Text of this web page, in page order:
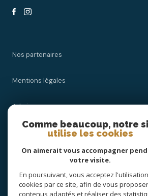
Nos partenaires
Mentions légales
Admin
Nos honoraires
Cookies
Comme beaucoup, notre
utilise les cookies
On aimerait vous accompagner
votre visite.
En poursuivant, vous acceptez
cookies par ce site, afin de vous
contenus adaptés et réaliser des